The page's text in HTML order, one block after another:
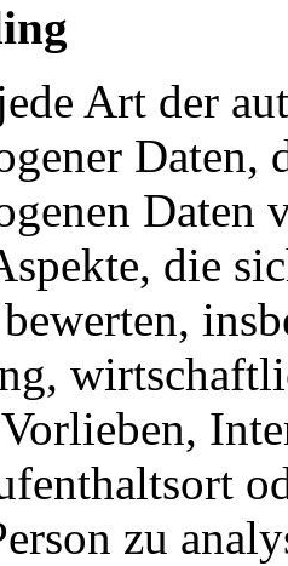
Art der
Daten,
Daten
die
zu